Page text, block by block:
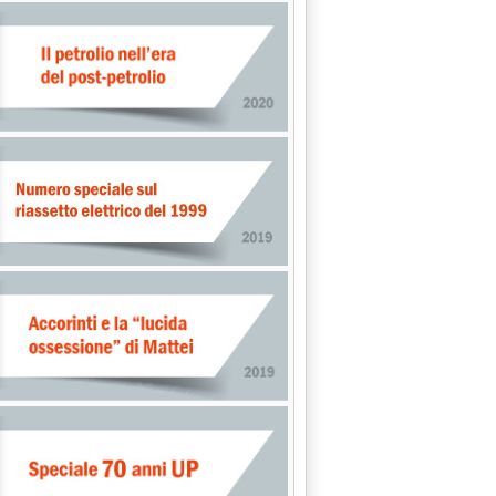
libera UE all'Italia'
ma bisogna sostenerle nei paesi emergenti'